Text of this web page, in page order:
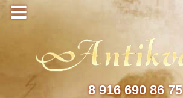
8 916 690 86 75